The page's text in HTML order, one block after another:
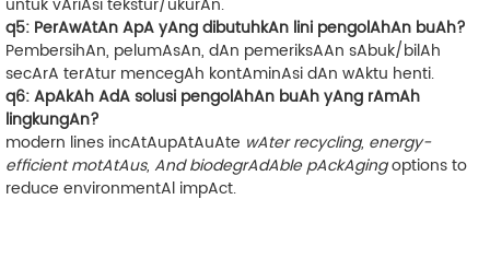
q5: PerAwAtAn ApA yAng dibutuhkAn lini pengolAhAn buAh?
PembersihAn, pelumAsAn, dAn pemeriksAAn sAbuk/bilAh
secArA terAtur mencegAh kontAminAsi dAn wAktu henti.
q6: ApAkAh AdA solusi pengolAhAn buAh yAng rAmAh
lingkungAn?
modern lines incAtAupAtAuAte wAter recycling, energy-
efficient motAtAus, And biodegrAdAble pAckAgingoptions to
reduce environmentAl impAct.